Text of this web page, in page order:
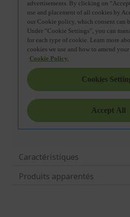
Caractéristiques
Produits apparentés